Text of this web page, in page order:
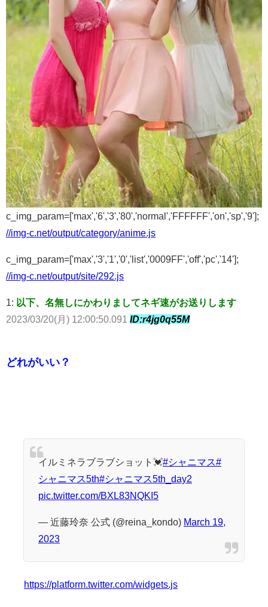
c_img_param=['max','6','3','80','normal','FFFFFF','on','sp','9'];
//img-c.net/output/category/anime.js
c_img_param=['max','3','1','0','list','0009FF','off','pc','14'];
//img-c.net/output/site/292.js
1: 以下、名無しにかわりましてネギ速がお送りします
2023/03/20(月) 12:00:50.091 ID:r4jg0q55M
どれがいい？
イルミネラブラブショット💓#シャニマス#
シャニマス5th#シャニマス5th_day2
pic.twitter.com/BXL83NQKI5
— 近藤玲奈 公式 (@reina_kondo) March 19,
2023
https://platform.twitter.com/widgets.js